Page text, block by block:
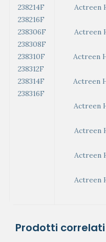
238214F
238216F
238306F
238308F
238310F
238312F
238314F
238316F
Actreen
Actreen
Actreen
Actreen
Actreen
Actreen
Actreen
Actreen
Prodotti correlati